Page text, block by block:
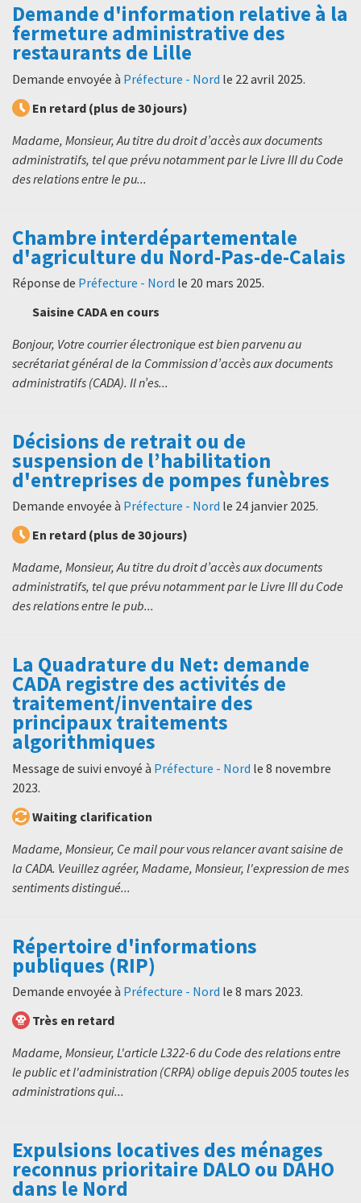
Demande d'information relative à la
fermeture administrative des
restaurants de Lille
Demande envoyée à Préfecture - Nord le 22 avril 2025.
En retard (plus de 30 jours)
Madame, Monsieur, Au titre du droit d’accès aux documents
administratifs, tel que prévu notamment par le Livre III du Code
des relations entre le pu...
Chambre interdépartementale
d'agriculture du Nord-Pas-de-Calais
Réponse de Préfecture - Nord le 20 mars 2025.
Saisine CADA en cours
Bonjour, Votre courrier électronique est bien parvenu au
secrétariat général de la Commission d’accès aux documents
administratifs (CADA). Il n’es...
Décisions de retrait ou de
suspension de l’habilitation
d'entreprises de pompes funèbres
Demande envoyée à Préfecture - Nord le 24 janvier 2025.
En retard (plus de 30 jours)
Madame, Monsieur, Au titre du droit d’accès aux documents
administratifs, tel que prévu notamment par le Livre III du Code
des relations entre le pub...
La Quadrature du Net: demande
CADA registre des activités de
traitement/inventaire des
principaux traitements
algorithmiques
Message de suivi envoyé à Préfecture - Nord le 8 novembre
2023.
Waiting clarification
Madame, Monsieur, Ce mail pour vous relancer avant saisine de
la CADA. Veuillez agréer, Madame, Monsieur, l'expression de mes
sentiments distingué...
Répertoire d'informations
publiques (RIP)
Demande envoyée à Préfecture - Nord le 8 mars 2023.
Très en retard
Madame, Monsieur, L'article L322-6 du Code des relations entre
le public et l'administration (CRPA) oblige depuis 2005 toutes les
administrations qui...
Expulsions locatives des ménages
reconnus prioritaire DALO ou DAHO
dans le Nord